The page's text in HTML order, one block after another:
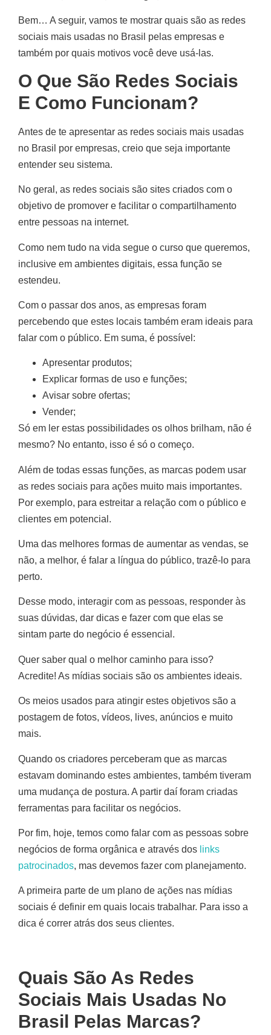
Bem… A seguir, vamos te mostrar quais são as redes
sociais mais usadas no Brasil pelas empresas e
também por quais motivos você deve usá-las.
O Que São Redes Sociais
E Como Funcionam?
Antes de te apresentar as redes sociais mais usadas
no Brasil por empresas, creio que seja importante
entender seu sistema.
No geral, as redes sociais são sites criados com o
objetivo de promover e facilitar o compartilhamento
entre pessoas na internet.
Como nem tudo na vida segue o curso que queremos,
inclusive em ambientes digitais, essa função se
estendeu.
Com o passar dos anos, as empresas foram
percebendo que estes locais também eram ideais para
falar com o público. Em suma, é possível:
Apresentar produtos;
Explicar formas de uso e funções;
Avisar sobre ofertas;
Vender;
Só em ler estas possibilidades os olhos brilham, não é
mesmo? No entanto, isso é só o começo.
Além de todas essas funções, as marcas podem usar
as redes sociais para ações muito mais importantes.
Por exemplo, para estreitar a relação com o público e
clientes em potencial.
Uma das melhores formas de aumentar as vendas, se
não, a melhor, é falar a língua do público, trazê-lo para
perto.
Desse modo, interagir com as pessoas, responder às
suas dúvidas, dar dicas e fazer com que elas se
sintam parte do negócio é essencial.
Quer saber qual o melhor caminho para isso?
Acredite! As mídias sociais são os ambientes ideais.
Os meios usados para atingir estes objetivos são a
postagem de fotos, vídeos, lives, anúncios e muito
mais.
Quando os criadores perceberam que as marcas
estavam dominando estes ambientes, também tiveram
uma mudança de postura. A partir daí foram criadas
ferramentas para facilitar os negócios.
Por fim, hoje, temos como falar com as pessoas sobre
negócios de forma orgânica e através dos links
patrocinados, mas devemos fazer com planejamento.
A primeira parte de um plano de ações nas mídias
sociais é definir em quais locais trabalhar. Para isso a
dica é correr atrás dos seus clientes.
Quais São As Redes
Sociais Mais Usadas No
Brasil Pelas Marcas?